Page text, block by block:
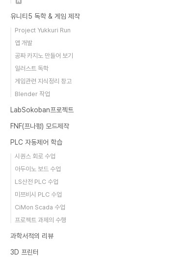
유니티5 독학 & 게임 제작
Project Yukkuri Run
앱 개발
공짜 카지노 만들어 보기
일러스트 독학
게임관련 지식정리 창고
Blender 작업
LabSokoban프로젝트
FNF(프나펑) 모드제작
PLC 자동제어 학습
시퀀스 회로 수업
아두이노 보드 수업
LS산전 PLC 수업
미쯔비시 PLC 수업
CiMon Scada 수업
프로젝트 과제의 수행
과학서적의 리뷰
3D 프린터